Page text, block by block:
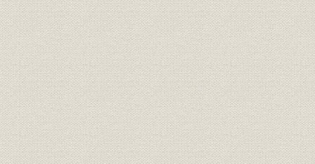
葺合工場の建設
第3節 戦後不況と合理化の進展
1 押し寄せた不況の嵐
反動恐慌と川崎造船所
8時間労働制の先駆
2 製鉄部門の合理化